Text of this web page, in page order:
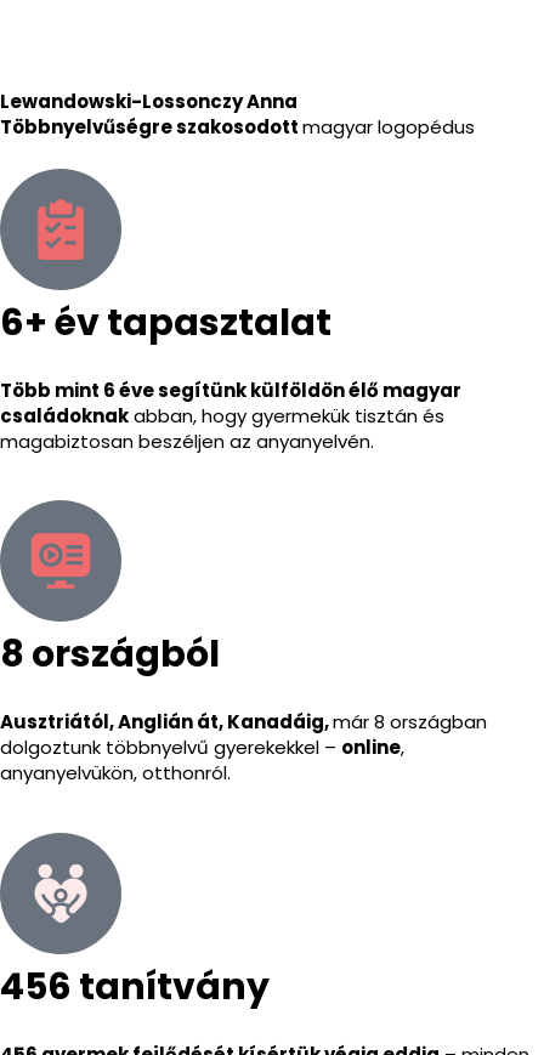
Lewandowski-Lossonczy Anna
Többnyelvűségre szakosodottmagyar logopédus
6+ év tapasztalat
Több mint 6 éve segítünk külföldön élő magyar
családoknakabban, hogy gyermekük tisztán és
magabiztosan beszéljen az anyanyelvén.
8 országból
Ausztriától, Anglián át, Kanadáig,már 8 országban
dolgoztunk többnyelvű gyerekekkel – online,
anyanyelvükön, otthonról.
456 tanítvány